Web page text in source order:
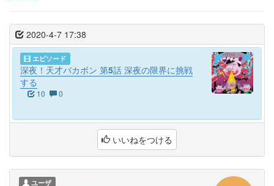
2020-4-7 17:38
エピソード
深夜！天才バカボン 第5話 深夜の限界に挑戦
する
10 0
いいねをつける
ユーザ